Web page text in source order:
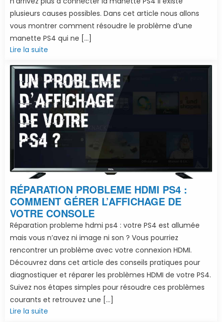
plusieurs causes possibles. Dans cet article nous allons
vous montrer comment résoudre le problème d’une
manette PS4 qui ne […]
Lire la suite
RÉPARATION PROBLEME HDMI PS4 :
COMMENT GÉRER L’AFFICHAGE DE
VOTRE CONSOLE
Réparation probleme hdmi ps4 : votre PS4 est allumée
mais vous n’avez ni image ni son ? Vous pourriez
rencontrer un problème avec votre connexion HDMI.
Découvrez dans cet article des conseils pratiques pour
diagnostiquer et réparer les problèmes HDMI de votre PS4.
Suivez nos étapes simples pour résoudre ces problèmes
courants et retrouvez une […]
Lire la suite